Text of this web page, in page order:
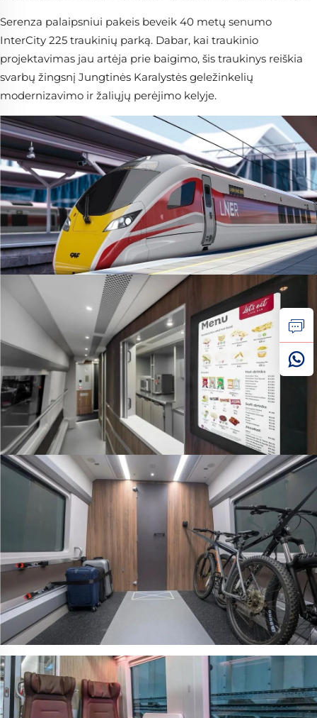
Serenza palaipsniui pakeis beveik 40 metų senumo
InterCity 225 traukinių parką. Dabar, kai traukinio
projektavimas jau artėja prie baigimo, šis traukinys reiškia
svarbų žingsnį Jungtinės Karalystės geležinkelių
modernizavimo ir žaliųjų perėjimo kelyje.